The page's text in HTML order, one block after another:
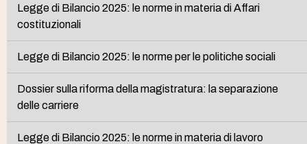
Legge di Bilancio 2025: le norme in materia di Affari
costituzionali
Legge di Bilancio 2025: le norme per le politiche sociali
Dossier sulla riforma della magistratura: la separazione
delle carriere
Legge di Bilancio 2025: le norme in materia di lavoro